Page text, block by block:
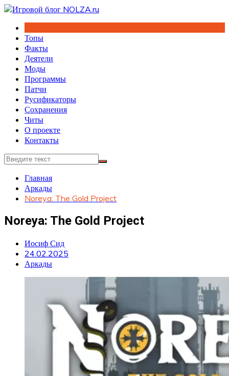
Перейти
содержимому
Топы
Факты
Деятели
Моды
Программы
Патчи
Русификаторы
Сохранения
Читы
О проекте
Контакты
Главная
Аркады
Noreya: The Gold Project
Noreya: The Gold Project
Иосиф Сид
24.02.2025
Аркады